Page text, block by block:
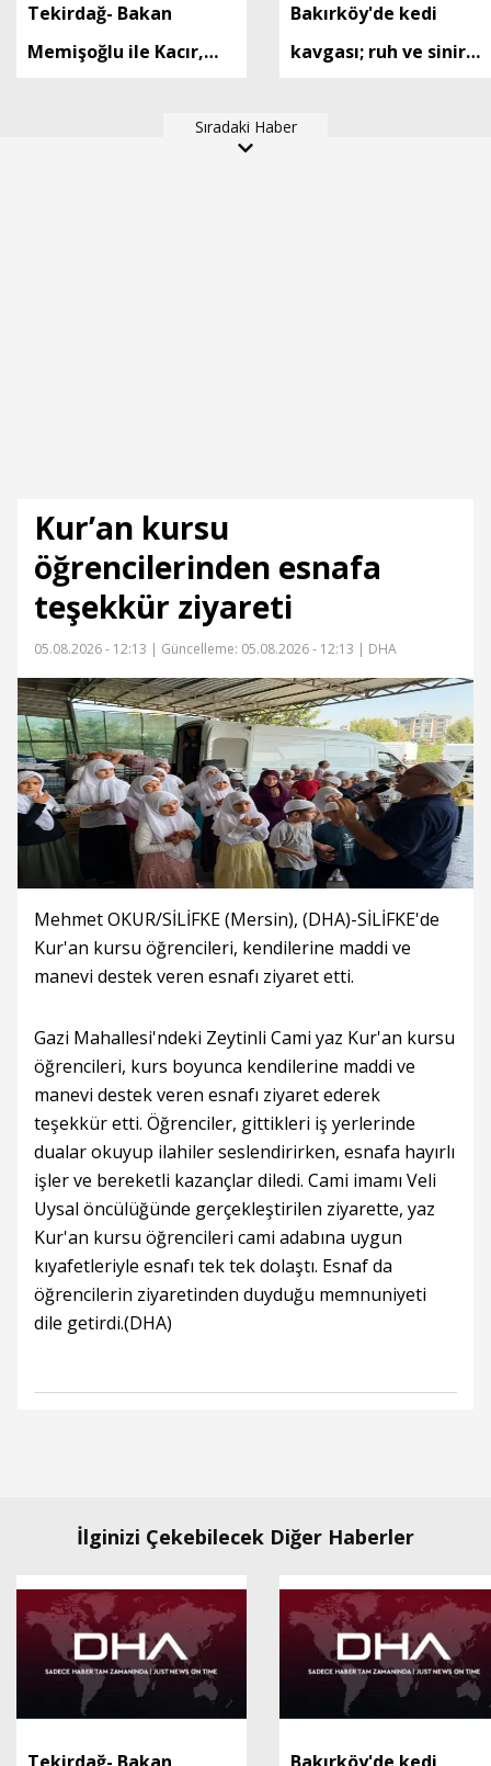
Tekirdağ- Bakan
Memişoğlu ile Kacır,
Bakırköy'de kedi
kavgası; ruh ve sinir
hastanesine yatırıldı
Sıradaki Haber
Kur’an kursu
öğrencilerinden esnafa
teşekkür ziyareti
05.08.2026 - 12:13 | Güncelleme: 05.08.2026 - 12:13 | DHA
Mehmet OKUR/SİLİFKE (Mersin), (DHA)-SİLİFKE'de
Kur'an kursu öğrencileri, kendilerine maddi ve
manevi destek veren esnafı ziyaret etti.
Gazi Mahallesi'ndeki Zeytinli Cami yaz Kur'an kursu
öğrencileri, kurs boyunca kendilerine maddi ve
manevi destek veren esnafı ziyaret ederek
teşekkür etti. Öğrenciler, gittikleri iş yerlerinde
dualar okuyup ilahiler seslendirirken, esnafa hayırlı
işler ve bereketli kazançlar diledi. Cami imamı Veli
Uysal öncülüğünde gerçekleştirilen ziyarette, yaz
Kur'an kursu öğrencileri cami adabına uygun
kıyafetleriyle esnafı tek tek dolaştı. Esnaf da
öğrencilerin ziyaretinden duyduğu memnuniyeti
dile getirdi.(DHA)
İlginizi Çekebilecek Diğer Haberler